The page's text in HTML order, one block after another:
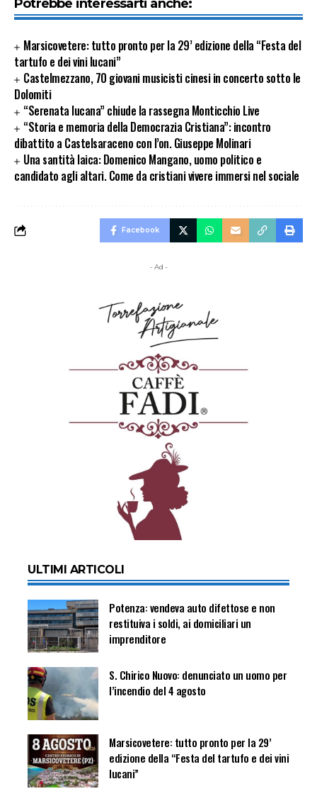
Potrebbe interessarti anche:
Marsicovetere: tutto pronto per la 29’ edizione della “Festa del
tartufo e dei vini lucani”
Castelmezzano, 70 giovani musicisti cinesi in concerto sotto le
Dolomiti
“Serenata lucana” chiude la rassegna Monticchio Live
“Storia e memoria della Democrazia Cristiana”: incontro
dibattito a Castelsaraceno con l’on. Giuseppe Molinari
Una santità laica: Domenico Mangano, uomo politico e
candidato agli altari. Come da cristiani vivere immersi nel sociale
Facebook
- Ad -
ULTIMI ARTICOLI
Potenza: vendeva auto difettose e non
restituiva i soldi, ai domiciliari un
imprenditore
S. Chirico Nuovo: denunciato un uomo per
l’incendio del 4 agosto
Marsicovetere: tutto pronto per la 29’
edizione della “Festa del tartufo e dei vini
lucani”